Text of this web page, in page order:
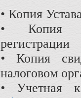
• Копия
• Копия
• Копия
налоговом
• Учетная